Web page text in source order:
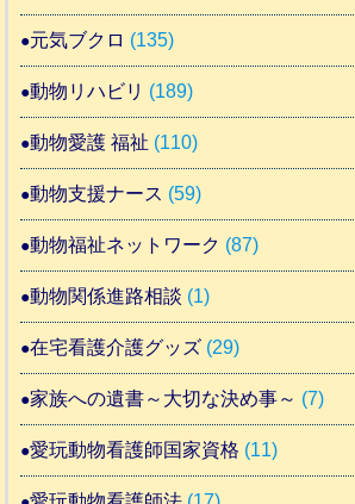
元気ブクロ (135)
動物リハビリ (189)
動物愛護 福祉 (110)
動物支援ナース (59)
動物福祉ネットワーク (87)
動物関係進路相談 (1)
在宅看護介護グッズ (29)
家族への遺書～大切な決め事～ (7)
愛玩動物看護師国家資格 (11)